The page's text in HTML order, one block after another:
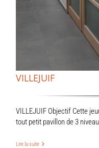
VILLEJUIF
VILLEJUIF Objectif Cette
tout petit pavillon de 3
Lire la suite